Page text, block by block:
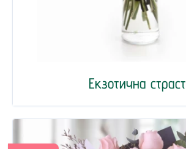
Екзотична страст